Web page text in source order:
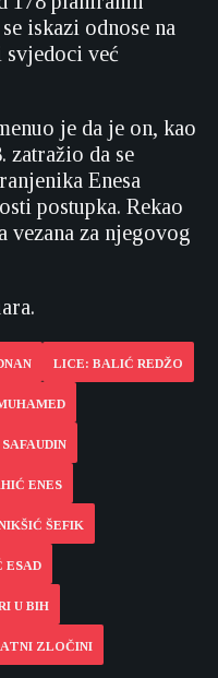
iskazi odnose na
već
je da je on, kao
zatražio da se
Enesa
postupka. Rekao
za njegovog
LICE: BALIĆ REDŽO
ENES
ŠEFIK
ESAD
U BIH
ZLOČINI